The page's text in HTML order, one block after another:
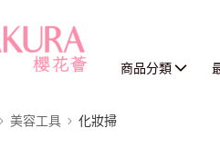
商品分類
美容工具 化妝掃